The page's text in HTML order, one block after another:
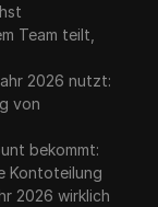
Team teilt,
2026 nutzt:
von
bekommt:
Kontoteilung
2026 wirklich